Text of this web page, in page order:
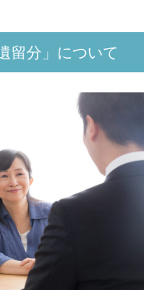
留分」について